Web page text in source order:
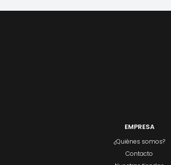
EMPRESA
¿Quiénes somos?
Contacto